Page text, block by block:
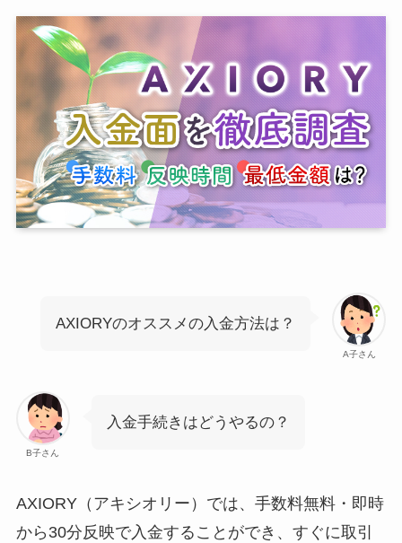
A子さん
AXIORYのオススメの入金方法は？
B子さん
入金手続きはどうやるの？
AXIORY（アキシオリー）では、手数料無料・即時
から30分反映で入金することができ、すぐに取引